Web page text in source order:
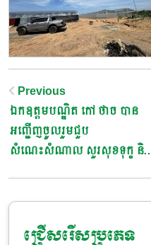
Post
Navigation
Previous
ឯកឧត្តមបណ្ឌិត កៅ ថាច បាន
អញ្ជើញចូលរួមជួប
សំណេះសំណាល សួរសុខទុក្ខ និង
ជ្រើសរើសប្រភេទ